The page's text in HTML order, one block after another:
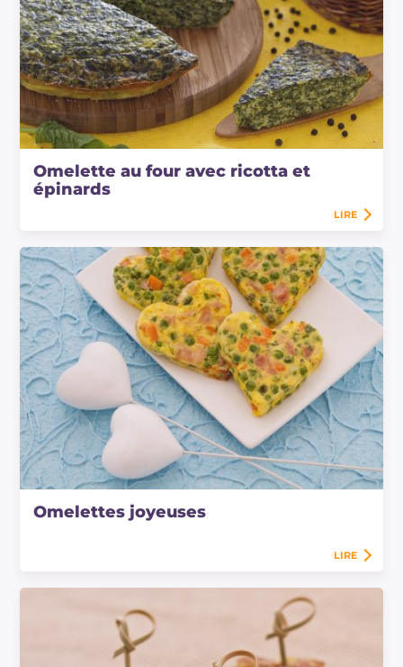
Omelette au four avec ricotta et
épinards
LIRE
Omelettes joyeuses
LIRE